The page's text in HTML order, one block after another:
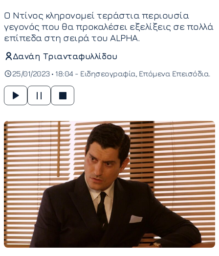
Ο Ντίνος κληρονομεί τεράστια περιουσία
γεγονός που θα προκαλέσει εξελίξεις σε πολλά
επίπεδα στη σειρά του ALPHA.
Δανάη Τριανταφυλλίδου
25/01/2023 • 18:04 - Ειδησεογραφία Επόμενα Επεισόδια